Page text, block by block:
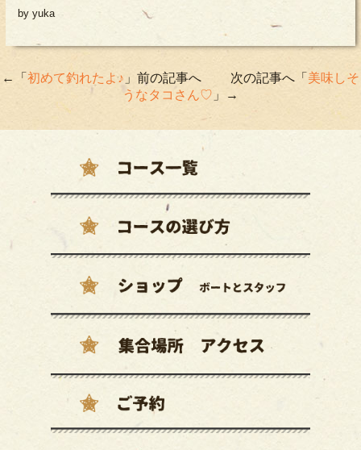
by yuka
←「 初めて釣れたよ♪ 」前の記事へ 次の記事へ「 美味しそ
うなタコさん♡ 」→